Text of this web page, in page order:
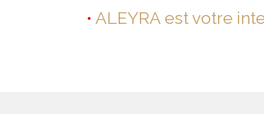
ALEYRA est votre